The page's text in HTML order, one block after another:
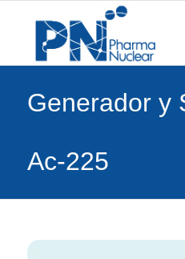
Generador y
Ac-225